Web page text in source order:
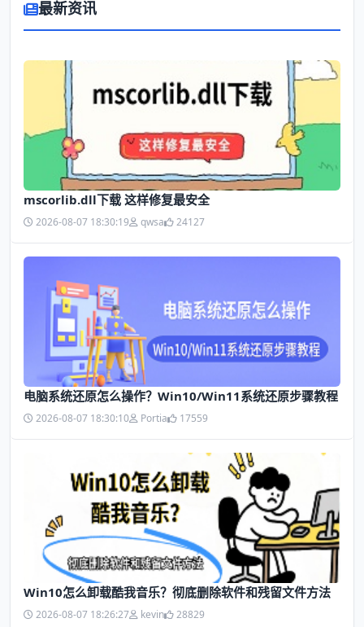
最新资讯
mscorlib.dll下载 这样修复最安全
2026-08-07 18:30:19 qwsa 24127
电脑系统还原怎么操作？Win10/Win11系统还原步骤教程
2026-08-07 18:30:10 Portia 17559
Win10怎么卸载酷我音乐？彻底删除软件和残留文件方法
2026-08-07 18:26:27 kevin 28829